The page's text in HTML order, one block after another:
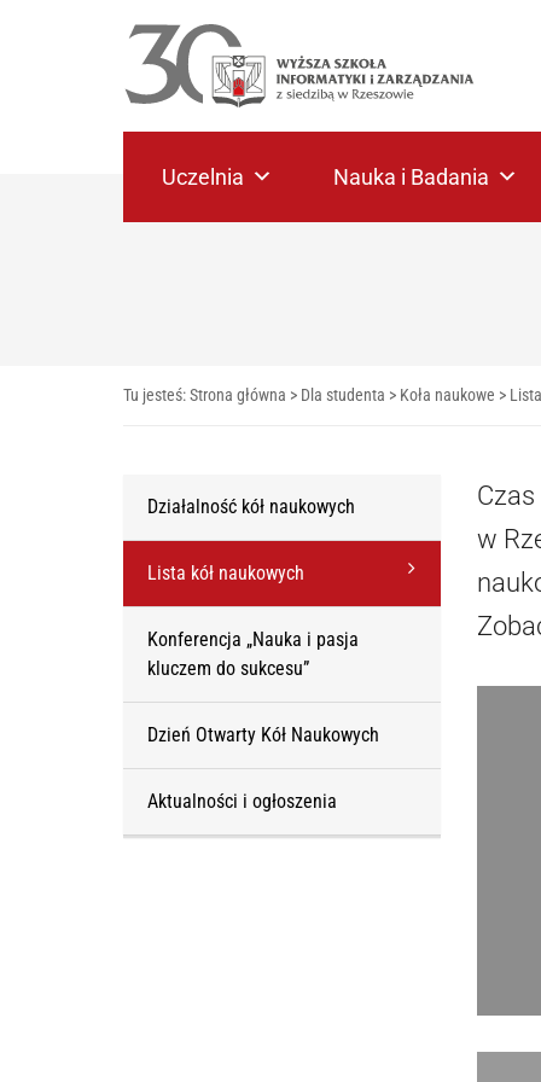
Uczelnia Nauka i Badania
Tu jesteś:Strona główna > Dla studenta > Koła naukowe >
Działalność kół naukowych
Lista kół naukowych
Konferencja „Nauka i pasja
kluczem do sukcesu”
Dzień Otwarty Kół Naukowych
Aktualności i ogłoszenia
w